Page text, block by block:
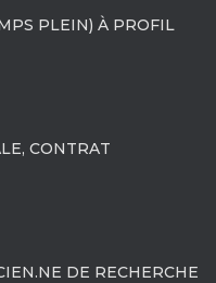
PLEIN) À PROFIL
CONTRAT
DE RECHERCHE